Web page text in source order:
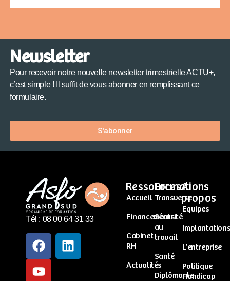
Newsletter
Pour recevoir notre nouvelle newsletter trimestrielle ACTU+,
c’est simple ! Il suffit de vous abonner en remplissant ce
formulaire.
S'abonner
Tél : 08 00 64 31 33
Ressources
Accueil
Financements
Cabinet
RH
Actualités
Formations
Transverse
Sécurité
au
travail
Santé
Diplômante
A
propos
Equipes
Implantations
L’entreprise
Politique
Handicap